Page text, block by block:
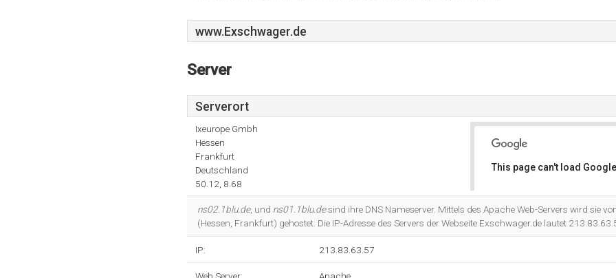
www.Exschwager.de
Server
Serverort
Ixeurope Gmbh
Hessen
Frankfurt
Deutschland
50.12, 8.68
This page can't load
ns02.1blu.de, und ns01.1blu.desind ihre DNS Nameserver. Mittels des Apache Web-Servers wird sie
(Hessen, Frankfurt) gehostet. Die IP-Adresse des Servers der Webseite Exschwager.de lautet
IP: 213.83.63.57